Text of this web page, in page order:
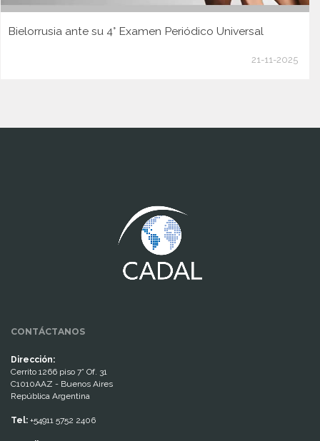
Bielorrusia ante su 4° Examen Periódico Universal
21-11-2025
CONTÁCTANOS
Dirección:
Cerrito 1266 piso 7° Of. 31
C1010AAZ - Buenos Aires
República Argentina
Tel: +54911 5752 2406